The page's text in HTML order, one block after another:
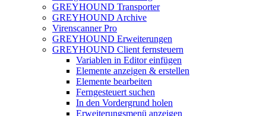
GREYHOUND Transporter
GREYHOUND Archive
Virenscanner Pro
GREYHOUND Erweiterungen
GREYHOUND Client fernsteuern
Variablen in Editor einfügen
Elemente anzeigen & erstellen
Elemente bearbeiten
Ferngesteuert suchen
In den Vordergrund holen
Erweiterungsmenü anzeigen